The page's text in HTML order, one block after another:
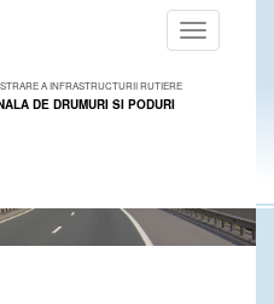
Toggle
navigation
A INFRASTRUCTURII RUTIERE
DE DRUMURI SI PODURI